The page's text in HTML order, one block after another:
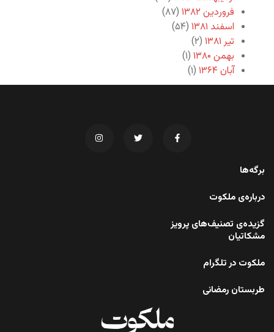
فروردین ۱۳۸۲
(۸۷)
اسفند ۱۳۸۱
(۵۴)
تیر ۱۳۸۱
(۲)
بهمن ۱۳۸۰
(۱)
آبان ۱۳۶۴
(۱)
برگه‌ها
درباره‌ی ملکوت
گزیده‌ی تصنیف‌های پرویز
مشکاتیان
ملکوت در تلگرام
طربستان رمضانی